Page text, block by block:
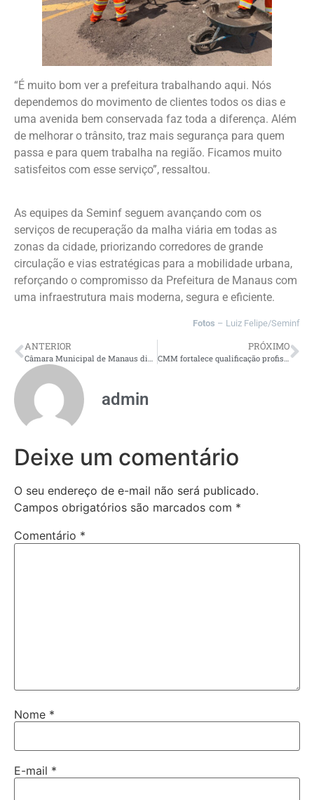
“É muito bom ver a prefeitura trabalhando aqui. Nós
dependemos do movimento de clientes todos os dias e
uma avenida bem conservada faz toda a diferença. Além
de melhorar o trânsito, traz mais segurança para quem
passa e para quem trabalha na região. Ficamos muito
satisfeitos com esse serviço”, ressaltou.
As equipes da Seminf seguem avançando com os
serviços de recuperação da malha viária em todas as
zonas da cidade, priorizando corredores de grande
circulação e vias estratégicas para a mobilidade urbana,
reforçando o compromisso da Prefeitura de Manaus com
uma infraestrutura mais moderna, segura e eficiente.
Fotos – Luiz Felipe/Seminf
ANTERIOR
Câmara Municipal de Manaus discute medidas para garantir mais segurança a crianças e adolescentes no esporte
PRÓXIMO
CMM fortalece qualificação profissional da população com curso de agente de portaria
admin
Deixe um comentário
O seu endereço de e-mail não será publicado.
Campos obrigatórios são marcados com *
Comentário *
Nome *
E-mail *